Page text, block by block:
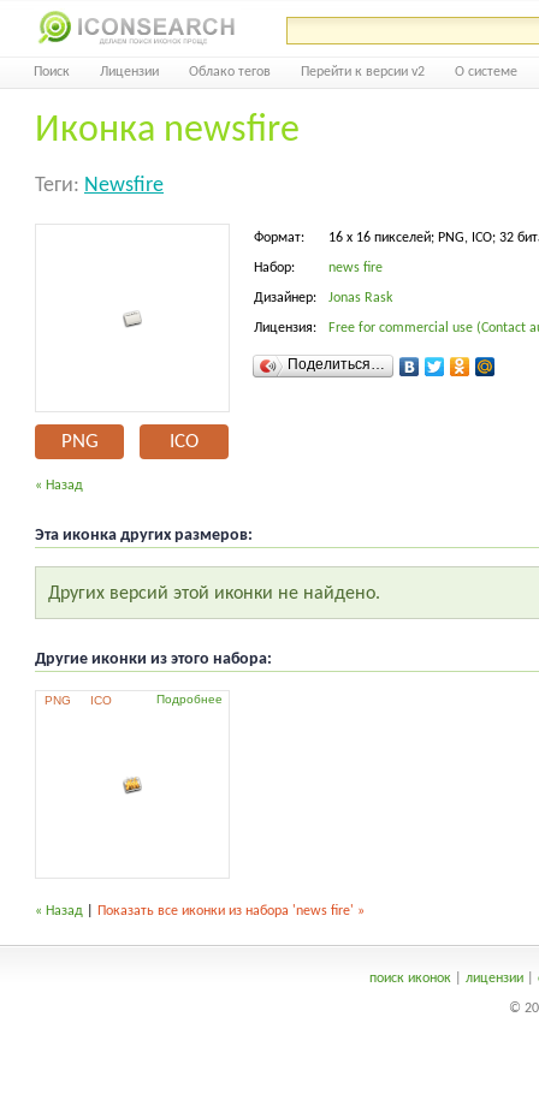
Поиск Лицензии Облако тегов Перейти к версии v2 О системе
Иконка newsfire
Теги: Newsfire
PNG ICO
Формат: 16 x 16 пикселей; PNG, ICO; 32
Набор: news fire
Дизайнер: Jonas Rask
Лицензия: Free for commercial use (Contact
Поделиться…
« Назад
Эта иконка других размеров:
Других версий этой иконки не найдено.
Другие иконки из этого набора:
PNG ICO Подробнее
« Назад Показать все иконки из набора 'news fire' »
поиск иконок| лицензии|
©